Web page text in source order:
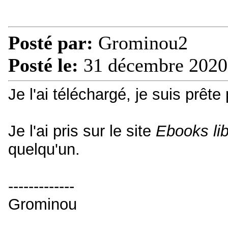
Posté par: Grominou2
Posté le: 31 décembre
Je l'ai téléchargé, je suis prête
Je l'ai pris sur le site Ebooks
quelqu'un.
-------------
Grominou